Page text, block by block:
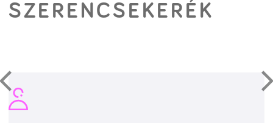
SZERENCSEKERÉK